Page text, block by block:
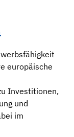
europäische
Investitionen,
und
im